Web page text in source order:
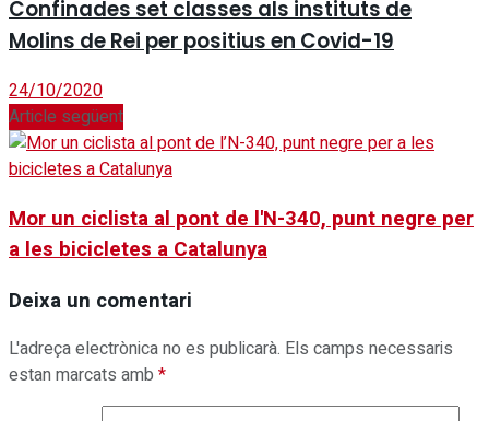
Confinades set classes als instituts de
Molins de Rei per positius en Covid-19
24/10/2020
Article següent
Mor un ciclista al pont de l'N-340, punt negre per
a les bicicletes a Catalunya
Deixa un comentari
L'adreça electrònica no es publicarà. Els camps necessaris
estan marcats amb *